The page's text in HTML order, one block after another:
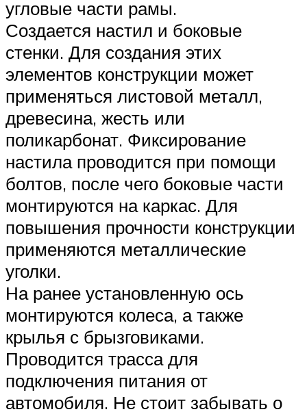
угловые части рамы.
Создается настил и боковые
стенки. Для создания этих
элементов конструкции может
применяться листовой металл,
древесина, жесть или
поликарбонат. Фиксирование
настила проводится при помощи
болтов, после чего боковые части
монтируются на каркас. Для
повышения прочности конструкции
применяются металлические
уголки.
На ранее установленную ось
монтируются колеса, а также
крылья с брызговиками.
Проводится трасса для
подключения питания от
автомобиля. Не стоит забывать о